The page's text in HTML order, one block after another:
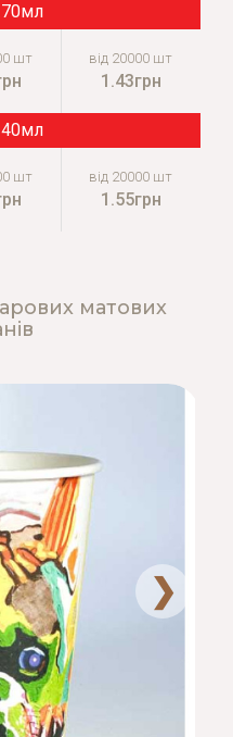
1.43грн
1.55грн
матових
❯